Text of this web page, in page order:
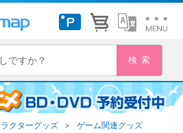
クターグッズ ＞ ゲーム関連グッズ